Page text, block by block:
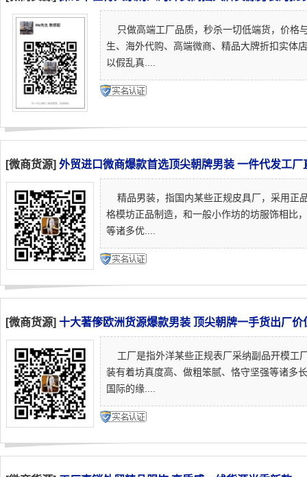
只做高端工厂品质，秒杀一切低端货，价格
生、海外代购、高端微商、精品大牌折扣实体
以假乱真....
[微商货源] 外贸进口微商爆款首选顶尖朝牌男装 一件代发工厂
精品男装，指国内某些正规皮具厂，采用正
格模坊正品制造，和一般小作坊的坊服饰相比
等诸多优....
[微商货源] 十大著偧欧洲货源爆款男装 顶尖朝牌一手货出厂价
工厂是指外洋某些正规表厂采纳副品开模工
装有着坊真度高、做粗笨腻、恪守坚强等诸多
国际的缘....